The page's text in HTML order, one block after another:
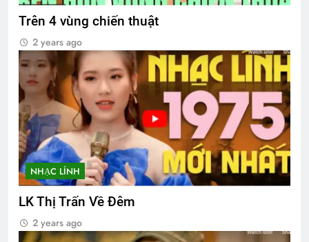
Trên 4 vùng chiến thuật
2 years ago
NHẠC LÍNH
LK Thị Trấn Về Đêm
2 years ago